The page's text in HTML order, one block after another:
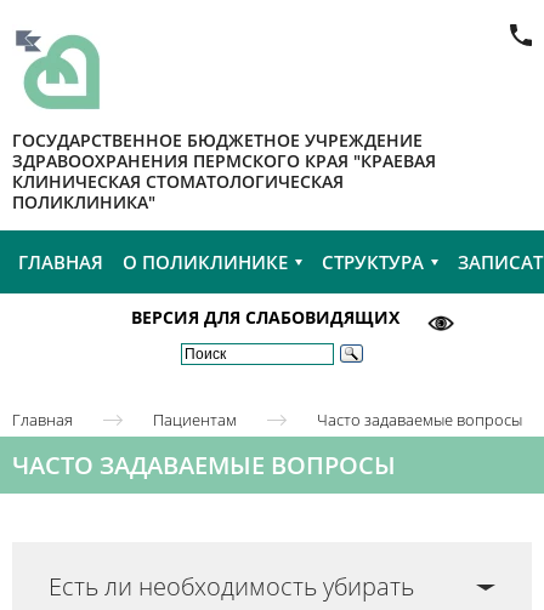
ГОСУДАРСТВЕННОЕ БЮДЖЕТНОЕ УЧРЕЖДЕНИЕ
ЗДРАВООХРАНЕНИЯ ПЕРМСКОГО КРАЯ "КРАЕВАЯ
КЛИНИЧЕСКАЯ СТОМАТОЛОГИЧЕСКАЯ
ПОЛИКЛИНИКА"
ГЛАВНАЯ О ПОЛИКЛИНИКЕ СТРУКТУРА
ВЕРСИЯ ДЛЯ СЛАБОВИДЯЩИХ
Главная Пациентам Часто задаваемые вопросы
ЧАСТО ЗАДАВАЕМЫЕ ВОПРОСЫ
Есть ли необходимость убирать